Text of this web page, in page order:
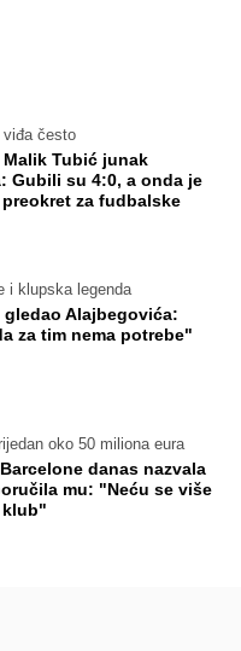
često
Malik Tubić junak
Gubili su 4:0, a onda je
za fudbalske
i klupska legenda
gledao Alajbegovića:
za tim nema potrebe"
oko 50 miliona eura
danas nazvala
mu: "Neću se više
klub"